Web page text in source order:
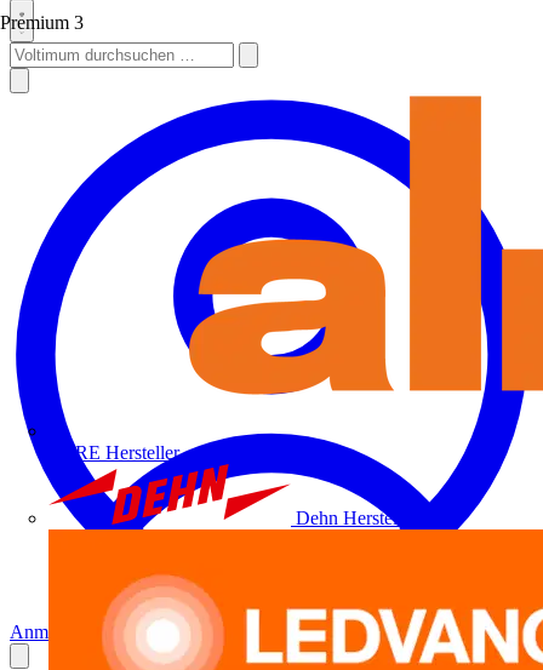
Premium 3
ALRE Hersteller
Dehn Hersteller
Anmelden Registrierung